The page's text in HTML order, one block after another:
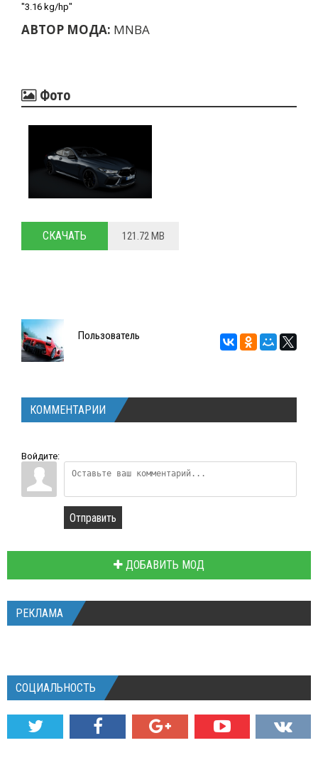
"3.16 kg/hp"
АВТОР МОДА: MNBA
Фото
СКАЧАТЬ 121.72 MB
Пользователь
КОММЕНТАРИИ
Войдите:
Отправить
ДОБАВИТЬ МОД
РЕКЛАМА
СОЦИАЛЬНОСТЬ